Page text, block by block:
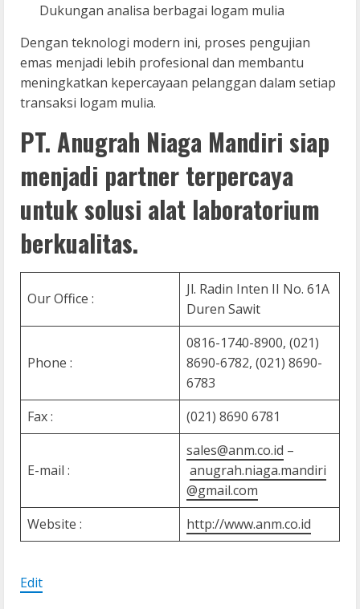
Dukungan analisa berbagai logam mulia
Dengan teknologi modern ini, proses pengujian
emas menjadi lebih profesional dan membantu
meningkatkan kepercayaan pelanggan dalam setiap
transaksi logam mulia.
PT. Anugrah Niaga Mandiri siap
menjadi partner terpercaya
untuk solusi alat laboratorium
berkualitas.
Our Office :
Jl. Radin Inten II No. 61A
Duren Sawit
Phone :
0816-1740-8900, (021)
8690-6782, (021) 8690-
6783
Fax :
(021) 8690 6781
E-mail :
sales@anm.co.id –
anugrah.niaga.mandiri
@gmail.com
Website :
http://www.anm.co.id
Edit